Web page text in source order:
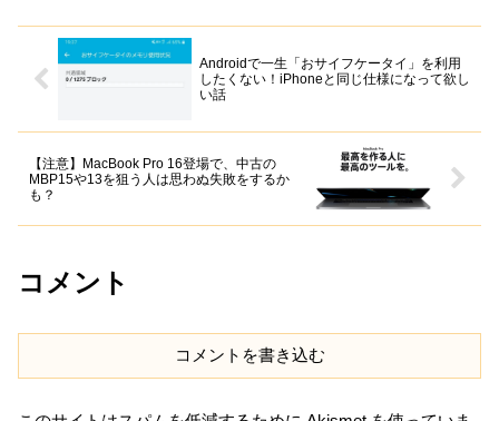
Androidで一生「おサイフケータイ」を利用
したくない！iPhoneと同じ仕様になって欲し
い話
【注意】MacBook Pro 16登場で、中古の
MBP15や13を狙う人は思わぬ失敗をするか
も？
コメント
コメントを書き込む